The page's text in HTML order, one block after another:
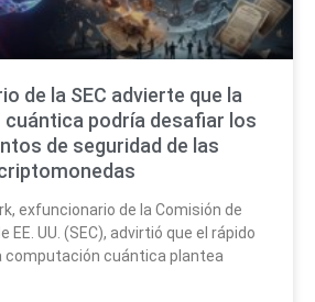
de la SEC advierte que la
podría desafiar los
de seguridad de las
exfuncionario de la Comisión de
EE. UU. (SEC), advirtió que el rápido
computación cuántica plantea